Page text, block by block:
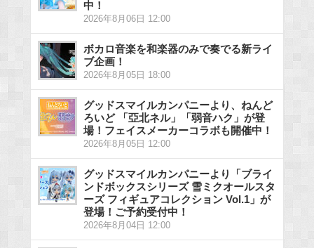
中！
2026年8月06日 12:00
ボカロ音楽を和楽器のみで奏でる新ライ
ブ企画！
2026年8月05日 18:00
グッドスマイルカンパニーより、ねんど
ろいど 「亞北ネル」「弱音ハク」が登
場！フェイスメーカーコラボも開催中！
2026年8月05日 12:00
グッドスマイルカンパニーより「ブライ
ンドボックスシリーズ 雪ミクオールスタ
ーズ フィギュアコレクション Vol.1」が
登場！ご予約受付中！
2026年8月04日 12:00